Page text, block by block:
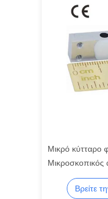
Μικρό κύτταρο
Μικροσκοπικός
2kg 3kg 5kg
Βρείτε